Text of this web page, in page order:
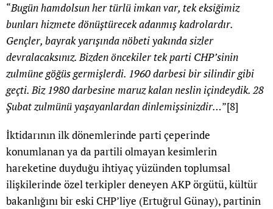
“Bugün hamdolsun her türlü imkan var, tek eksiğimiz
bunları hizmete dönüştürecek adanmış kadrolardır.
Gençler, bayrak yarışında nöbeti yakında sizler
devralacaksınız. Bizden öncekiler tek parti CHP’sinin
zulmüne göğüs germişlerdi. 1960 darbesi bir silindir gibi
geçti. Biz 1980 darbesine maruz kalan neslin içindeydik. 28
Şubat zulmünü yaşayanlardan dinlemişsinizdir…”[8]
İktidarının ilk dönemlerinde parti çeperinde
konumlanan ya da partili olmayan kesimlerin
hareketine duyduğu ihtiyaç yüzünden toplumsal
ilişkilerinde özel terkipler deneyen AKP örgütü, kültür
bakanlığını bir eski CHP’liye (Ertuğrul Günay), partinin